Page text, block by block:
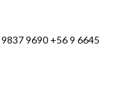
9690 +56 9 6645